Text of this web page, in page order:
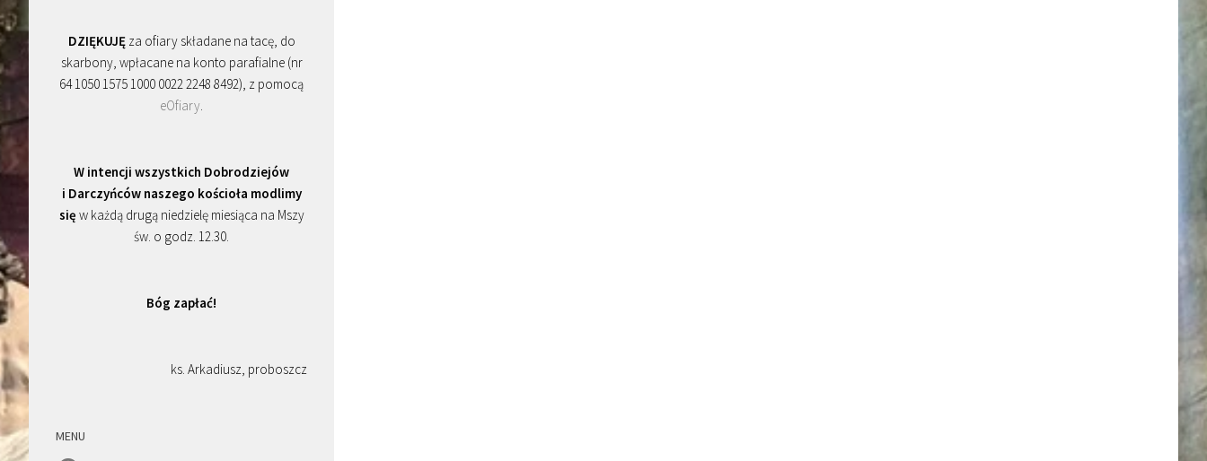
DZIĘKUJĘza ofiary składane na tacę, do
skarbony, wpłacane na konto parafialne (nr
64 1050 1575 1000 0022 2248 8492), z pomocą
eOfiary.
W intencji wszystkich Dobrodziejów
i Darczyńców naszego kościoła modlimy
się w każdą drugą niedzielę miesiąca na Mszy
św. o godz. 12.30.
Bóg zapłać!
ks. Arkadiusz, proboszcz
MENU